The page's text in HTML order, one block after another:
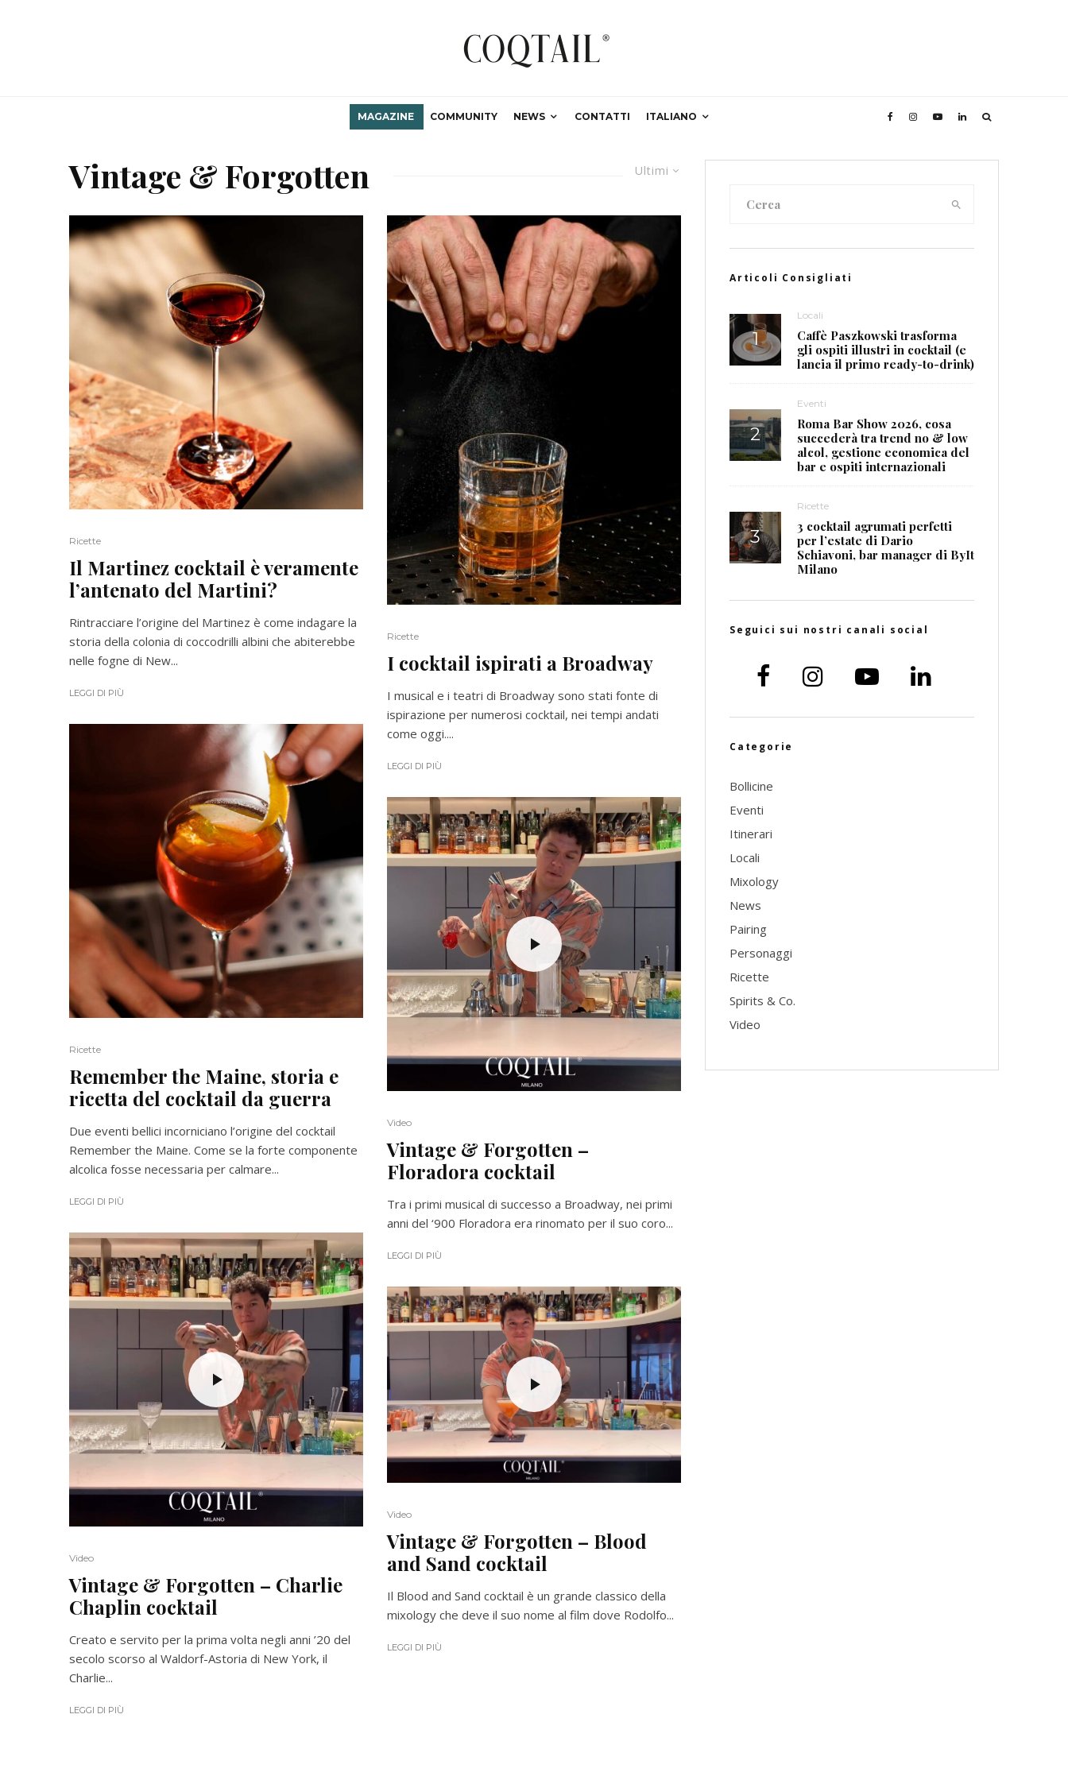
MAGAZINE COMMUNITY NEWS CONTATTI ITALIANO
Ultimi
Vintage & Forgotten
Ricette
Il Martinez cocktail è veramente
l’antenato del Martini?
Rintracciare l’origine del Martinez è come indagare la
storia della colonia di coccodrilli albini che abiterebbe
nelle fogne di New...
LEGGI DI PIÙ
Ricette
Remember the Maine, storia e
ricetta del cocktail da guerra
Due eventi bellici incorniciano l’origine del cocktail
Remember the Maine. Come se la forte componente
alcolica fosse necessaria per calmare...
LEGGI DI PIÙ
Video
Vintage & Forgotten – Charlie
Chaplin cocktail
Creato e servito per la prima volta negli anni ’20 del
secolo scorso al Waldorf-Astoria di New York, il
Charlie...
LEGGI DI PIÙ
Ricette
I cocktail ispirati a Broadway
I musical e i teatri di Broadway sono stati fonte di
ispirazione per numerosi cocktail, nei tempi andati
come oggi....
LEGGI DI PIÙ
Video
Vintage & Forgotten –
Floradora cocktail
Tra i primi musical di successo a Broadway, nei primi
anni del ‘900 Floradora era rinomato per il suo coro...
LEGGI DI PIÙ
Video
Vintage & Forgotten – Blood
and Sand cocktail
Il Blood and Sand cocktail è un grande classico della
mixology che deve il suo nome al film dove Rodolfo...
LEGGI DI PIÙ
Articoli Consigliati
Locali
Caffè Paszkowski trasforma
gli ospiti illustri in cocktail (e
lancia il primo ready-to-drink)
Eventi
Roma Bar Show 2026, cosa
succederà tra trend no & low
alcol, gestione economica del
bar e ospiti internazionali
Ricette
3 cocktail agrumati perfetti
per l’estate di Dario
Schiavoni, bar manager di ByIt
Milano
Seguici sui nostri canali social
Categorie
Bollicine
Eventi
Itinerari
Locali
Mixology
News
Pairing
Personaggi
Ricette
Spirits & Co.
Video